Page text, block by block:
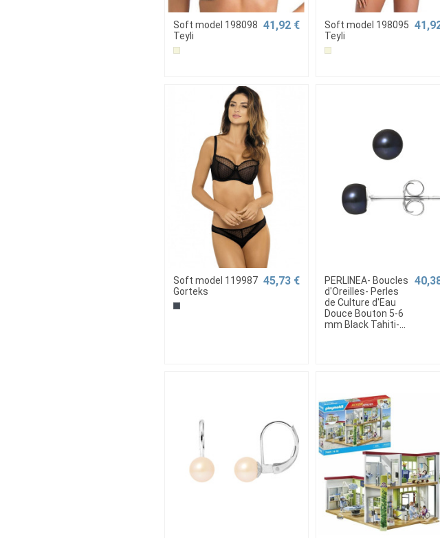
Soft model 198098
Teyli
41,92 €
Soft model 198095
Teyli
Soft model 119987
Gorteks
45,73 €
PERLINEA- Boucles
d'Oreilles- Perles
de Culture d'Eau
Douce Bouton 5-6
mm Black Tahiti-...